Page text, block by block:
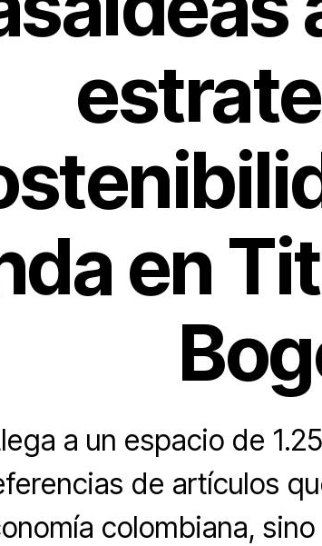
en
a un espacio de
de artículos
colombiana,